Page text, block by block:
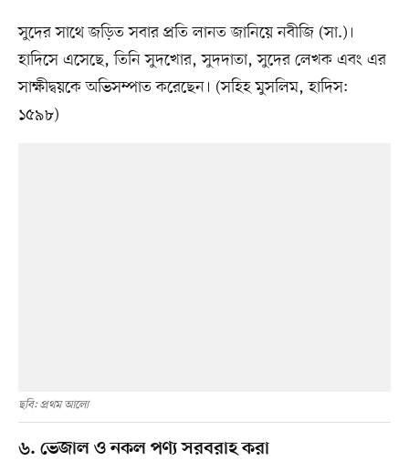
সুদের সাথে জড়িত সবার প্রতি লানত জানিয়ে নবীজি (সা.)।
হাদিসে এসেছে, তিনি সুদখোর, সুদদাতা, সুদের লেখক এবং এর
সাক্ষীদ্বয়কে অভিসম্পাত করেছেন। (সহিহ মুসলিম, হাদিস:
১৫৯৮)
ছবি: প্রথম আলো
৬. ভেজাল ও নকল পণ্য সরবরাহ করা